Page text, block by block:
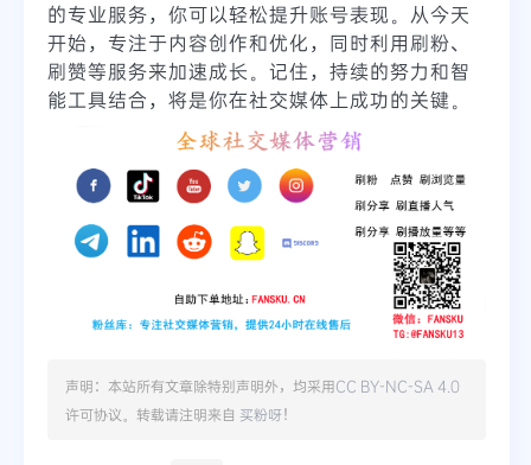
的专业服务，你可以轻松提升账号表现。从今天
开始，专注于内容创作和优化，同时利用刷粉、
刷赞等服务来加速成长。记住，持续的努力和智
能工具结合，将是你在社交媒体上成功的关键。
声明：本站所有文章除特别声明外，均采用CC BY-NC-SA 4.0
许可协议。转载请注明来自 买粉呀！